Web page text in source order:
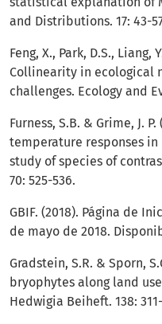
and Distributions. 17: 43-
Feng, X., Park, D.S., Liang,
Collinearity in ecological
challenges. Ecology and
Furness, S.B. & Grime, J.
temperature responses
study of species of
70: 525-536.
GBIF. (2018). Página de
de mayo de 2018.
Gradstein, S.R. & Sporn,
bryophytes along land
Hedwigia Beiheft. 138: